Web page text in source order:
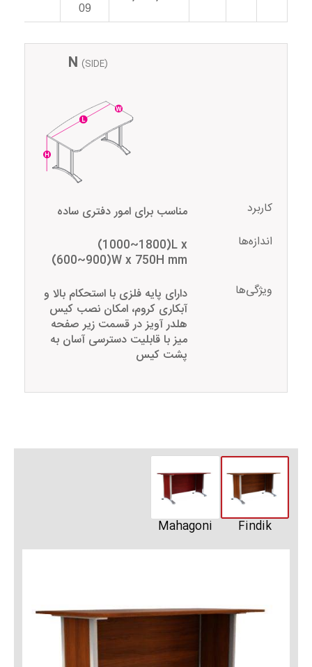
09
N (SIDE)
کاربرد
مناسب برای امور دفتری ساده
اندازه‌ها
(1000~1800)L x
(600~900)W x 750H mm
ویژگی‌ها
دارای پایه فلزی با استحکام بالا و
آ‌بکاری کروم، امکان نصب کیس
هلدر آویز در قسمت زیر صفحه
میز با قابلیت دسترسی آسان به
پشت کیس
Findik
Mahagoni